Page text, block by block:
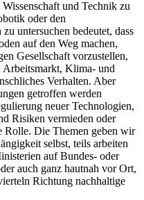
und Technik zu
oder den
untersuchen bedeutet, dass
auf den Weg machen,
Gesellschaft vorzustellen,
Arbeitsmarkt, Klima- und
Verhalten. Aber
getroffen werden
neuer Technologien,
Risiken vermieden oder
Rolle. Die Themen geben wir
selbst, teils arbeiten
auf Bundes- oder
auch ganz hautnah vor Ort,
Richtung nachhaltige